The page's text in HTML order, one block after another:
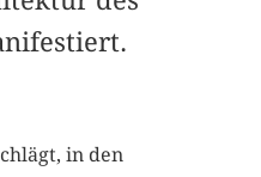
in den